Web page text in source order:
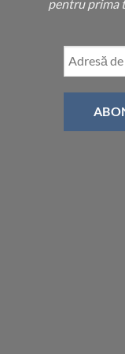
pentru prima